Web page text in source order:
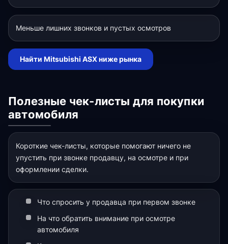
Меньше лишних звонков и пустых осмотров
Найти Mitsubishi ASX ниже рынка
Полезные чек-листы для покупки
автомобиля
Короткие чек-листы, которые помогают ничего не
упустить при звонке продавцу, на осмотре и при
оформлении сделки.
Что спросить у продавца при первом звонке
На что обратить внимание при осмотре
автомобиля